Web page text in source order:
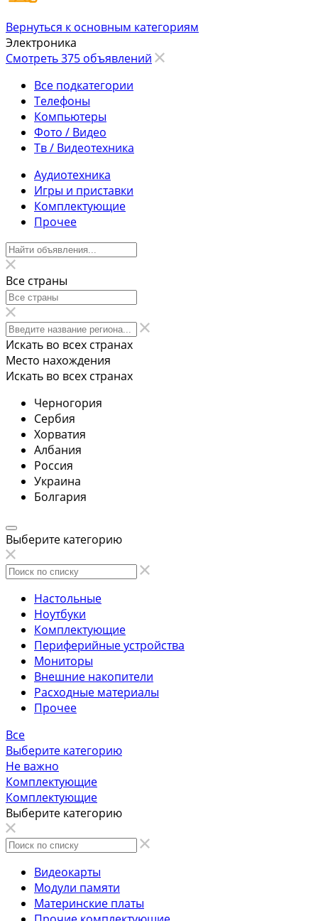
Вернуться к основным категориям
Электроника
Смотреть 375 объявлений
Все подкатегории
Телефоны
Компьютеры
Фото / Видео
Тв / Видеотехника
Аудиотехника
Игры и приставки
Комплектующие
Прочее
Все страны
Искать во всех странах
Место нахождения
Искать во всех странах
Черногория
Сербия
Хорватия
Албания
Россия
Украина
Болгария
Выберите категорию
Настольные
Ноутбуки
Комплектующие
Периферийные устройства
Мониторы
Внешние накопители
Расходные материалы
Прочее
Все
Выберите категорию
Не важно
Комплектующие
Комплектующие
Выберите категорию
Видеокарты
Модули памяти
Материнские платы